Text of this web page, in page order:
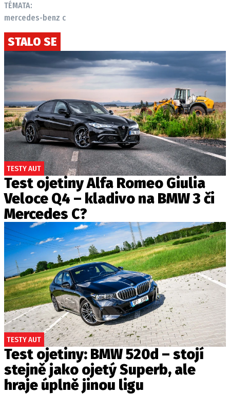
TÉMATA:
mercedes-benz c
STALO SE
TESTY AUT
Test ojetiny Alfa Romeo Giulia
Veloce Q4 – kladivo na BMW 3 či
Mercedes C?
TESTY AUT
Test ojetiny: BMW 520d – stojí
stejně jako ojetý Superb, ale
hraje úplně jinou ligu